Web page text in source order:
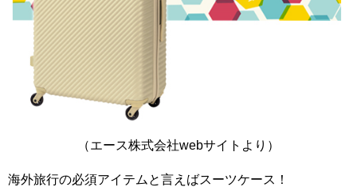
（エース株式会社webサイトより）
海外旅行の必須アイテムと言えばスーツケース！